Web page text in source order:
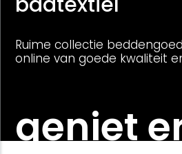
Ruime collectie
online van goede kwaliteit
geniet